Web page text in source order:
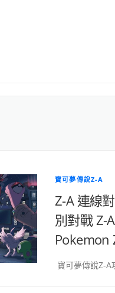
寶可夢傳說Z-A
Z-A 連線
別對戰 Z-
Pokemon
寶可夢傳說Z-